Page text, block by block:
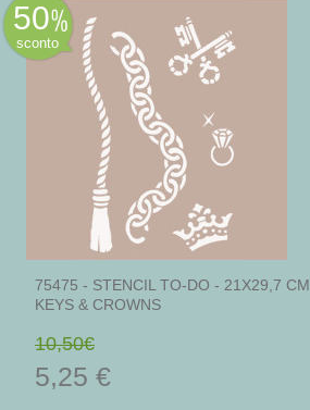
50
sconto
75475 - STENCIL TO-DO - 21X29,7 CM
KEYS & CROWNS
10,50€
5,25 €